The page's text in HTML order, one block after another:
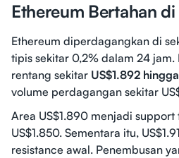
Ethereum Bertahan
Ethereum diperdagangkan di
tipis sekitar 0,2% dalam 24 jam.
rentang sekitar US$1.892
volume perdagangan sekitar
Area US$1.890 menjadi
US$1.850. Sementara itu,
resistance awal. Penembusan